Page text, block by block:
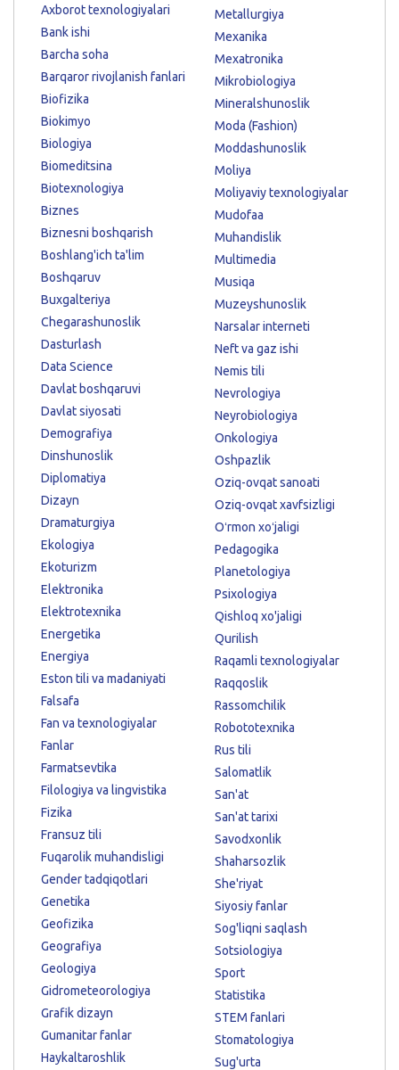
Axborot texnologiyalari
Bank ishi
Barcha soha
Barqaror rivojlanish fanlari
Biofizika
Biokimyo
Biologiya
Biomeditsina
Biotexnologiya
Biznes
Biznesni boshqarish
Boshlang'ich ta'lim
Boshqaruv
Buxgalteriya
Chegarashunoslik
Dasturlash
Data Science
Davlat boshqaruvi
Davlat siyosati
Demografiya
Dinshunoslik
Diplomatiya
Dizayn
Dramaturgiya
Ekologiya
Ekoturizm
Elektronika
Elektrotexnika
Energetika
Energiya
Eston tili va madaniyati
Falsafa
Fan va texnologiyalar
Fanlar
Farmatsevtika
Filologiya va lingvistika
Fizika
Fransuz tili
Fuqarolik muhandisligi
Gender tadqiqotlari
Genetika
Geofizika
Geografiya
Geologiya
Gidrometeorologiya
Grafik dizayn
Gumanitar fanlar
Haykaltaroshlik
Metallurgiya
Mexanika
Mexatronika
Mikrobiologiya
Mineralshunoslik
Moda (Fashion)
Moddashunoslik
Moliya
Moliyaviy texnologiyalar
Mudofaa
Muhandislik
Multimedia
Musiqa
Muzeyshunoslik
Narsalar interneti
Neft va gaz ishi
Nemis tili
Nevrologiya
Neyrobiologiya
Onkologiya
Oshpazlik
Oziq-ovqat sanoati
Oziq-ovqat xavfsizligi
Oʻrmon xoʻjaligi
Pedagogika
Planetologiya
Psixologiya
Qishloq xo'jaligi
Qurilish
Raqamli texnologiyalar
Raqqoslik
Rassomchilik
Robototexnika
Rus tili
Salomatlik
San'at
San'at tarixi
Savodxonlik
Shaharsozlik
She'riyat
Siyosiy fanlar
Sog'liqni saqlash
Sotsiologiya
Sport
Statistika
STEM fanlari
Stomatologiya
Sug'urta